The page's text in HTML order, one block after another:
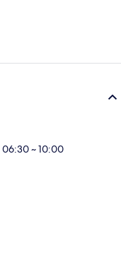
06:30 ~ 10:00